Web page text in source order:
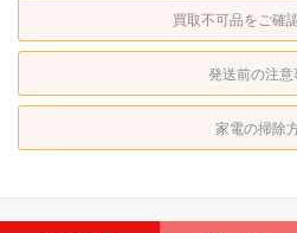
買取不可品をご確
発送前の注意
家電の掃除